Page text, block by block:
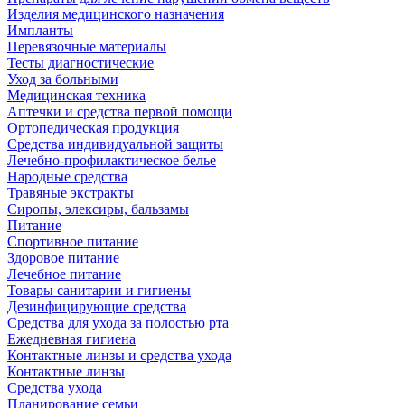
Изделия медицинского назначения
Импланты
Перевязочные материалы
Тесты диагностические
Уход за больными
Медицинская техника
Аптечки и средства первой помощи
Ортопедическая продукция
Средства индивидуальной защиты
Лечебно-профилактическое белье
Народные средства
Травяные экстракты
Сиропы, элексиры, бальзамы
Питание
Спортивное питание
Здоровое питание
Лечебное питание
Товары санитарии и гигиены
Дезинфицирующие средства
Средства для ухода за полостью рта
Ежедневная гигиена
Контактные линзы и средства ухода
Контактные линзы
Средства ухода
Планирование семьи